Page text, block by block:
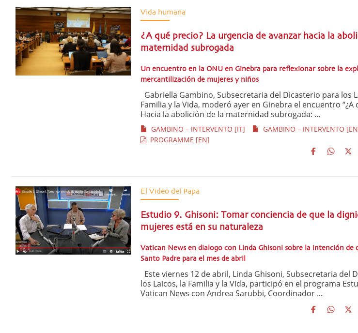
Vida humana
¿A qué precio? La urgencia de avanzar hacia la
maternidad subrogada
Un encuentro en la ONU en Ginebra para reflexionar sobre la
mercantilización de mujeres y niños
Gabriella Gambino, Subsecretaria del Dicasterio para los
Familia y la Vida, moderó ayer en Ginebra el encuentro “¿A
Hacia la abolición de la maternidad subrogada: ...
GAMBINO – INTERVENTO [IT]
GAMBINO – INTERVENTO
PROGRAMME [EN]
El Video del Papa
Estudio 9. Ghisoni: Tomar conciencia de que la
mujeres está en su naturaleza
Vatican News en dialogo con Linda Ghisoni sobre la intención de
Santo Padre para el mes de abril
Este viernes 12 de abril, Linda Ghisoni, Subsecretaria del
los Laicos, la Familia y la Vida, participó en el programa
Vatican News con Andrea Sarubbi, Coordinador ...